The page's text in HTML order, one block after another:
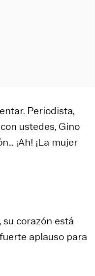
Periodista,
ustedes, Gino
¡Ah! ¡La mujer
su corazón está
aplauso para